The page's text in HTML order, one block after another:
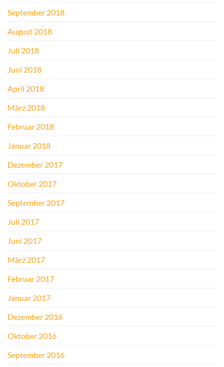
September 2018
August 2018
Juli 2018
Juni 2018
April 2018
März 2018
Februar 2018
Januar 2018
Dezember 2017
Oktober 2017
September 2017
Juli 2017
Juni 2017
März 2017
Februar 2017
Januar 2017
Dezember 2016
Oktober 2016
September 2016